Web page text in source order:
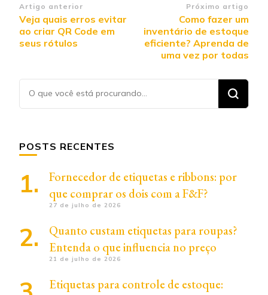
Navegação de post
Artigo anterior
Veja quais erros evitar
ao criar QR Code em
seus rótulos
Próximo artigo
Como fazer um
inventário de estoque
eficiente? Aprenda de
uma vez por todas
Procurando
algo?
POSTS RECENTES
Fornecedor de etiquetas e ribbons: por
que comprar os dois com a F&F?
27 de julho de 2026
Quanto custam etiquetas para roupas?
Entenda o que influencia no preço
21 de julho de 2026
Etiquetas para controle de estoque: